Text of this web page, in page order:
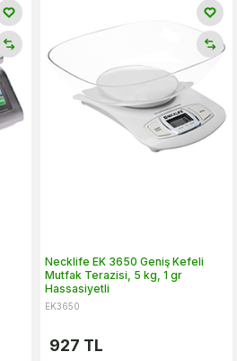
Necklife EK 3650 Geniş Kefeli
Mutfak Terazisi, 5 kg, 1 gr
Hassasiyetli
EK3650
927 TL